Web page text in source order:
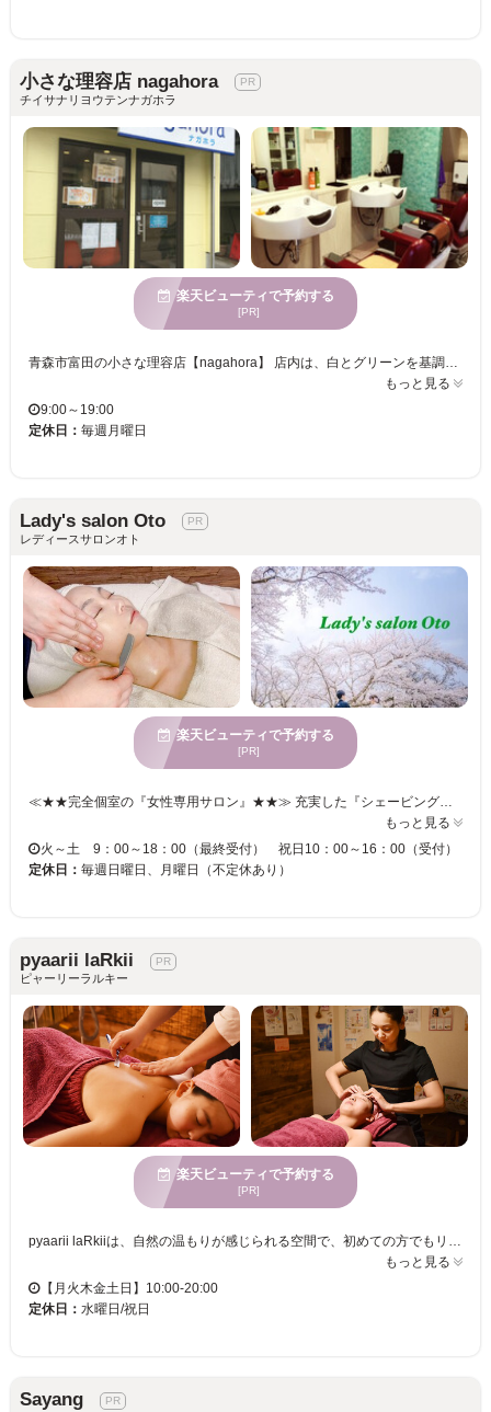
小さな理容店 nagahora
チイサナリヨウテンナガホラ
楽天ビューティで予約する
[PR]
青森市富田の小さな理容店【nagahora】 店内は、白とグリーンを基調とした全体的に温かい雰囲気。 落ち着いてゆったりした気分で過ごしていただけます♪ 理容室ですが、男性だけでなく女性も入りやすい店づくりをしています。 リラクゼーションメニューを取り入れて、心地よいひと時を過ごしていただければと思っています。 皆様が笑顔になって頂けますよう女性スタッフが心をこめておもてなし致します。 オススメは、女性を対象にしたシェービングメニュー。 興味はあっても理容室に入るのを躊躇している方の不安を払拭し、安心して施術が受けられるよう心がけています。 エステメニューも受けられるので、リラックスしてお過ごしいただけます♪
もっと見る
9:00～19:00
定休日： 毎週月曜日
Lady's salon Oto
レディースサロンオト
楽天ビューティで予約する
[PR]
≪★★完全個室の『女性専用サロン』★★≫ 充実した『シェービングメニュー』と、スタッフの持つ高い技術力が自慢の「レディースサロンオト」★個室のベッドルームを完備し、くつろげるサロンタイムをご提供いたします◎ブライダルコースもご用意していますので、あなたの幸せな1日をよりHAPPYに過ごせるお手伝いをさせて下さい♪働く女性や子育てで日頃の疲れを癒しにきていただきたいという思いで、サロンをオープンしました♪ ＜透明感美白エステ【クレイマスク付セットメニュー】お勧め♪＞ 活性酸素が発生する美白のクレイパックでメラニンや毛穴の黒ずみを除去。エステの後はしっとりツルツル透明感のある白肌に！！ “なりたい”綺麗なお肌へ・・・心をこめて施術いたします☆彡
もっと見る
火～土 9：00～18：00（最終受付） 祝日10：00～16：00（受付）
定休日： 毎週日曜日、月曜日（不定休あり）
pyaarii laRkii
ピャーリーラルキー
楽天ビューティで予約する
[PR]
pyaarii laRkiiは、自然の温もりが感じられる空間で、初めての方でもリラックスできる心地よいサロンです。お客様一人一人に合わせた丁寧なサービスを提供し、多様な年齢向けのメニューをご用意しています。特に、居心地の良さを大切にした個室での施術は、心身ともにリフレッシュできる絶好の時間をお約束します。駐車場も完備していますので、お車でのご来店も安心。クレジットカードでのお支払いも対応しておりますので、気軽に自分の美しさを引き出せる場としてご利用ください。あなたの美しさに寄り添い、理想の自分に近づく手助けをいたします。初めての方でも安心して訪れることができるpyaarii laRkiiで、ぜひ特別な時間をお過ごしください。
もっと見る
【月火木金土日】10:00-20:00
定休日： 水曜日/祝日
Sayang